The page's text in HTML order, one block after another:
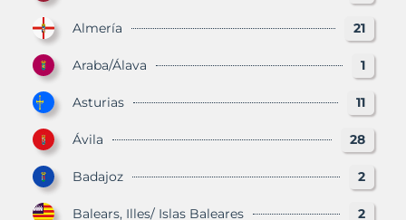
Almería 21
Araba/Álava 1
Asturias 11
Ávila 28
Badajoz 2
Balears, Illes/ Islas Baleares 2